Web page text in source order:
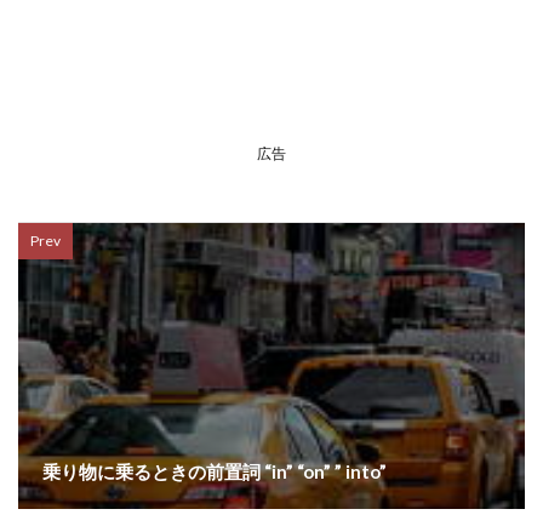
広告
Prev
乗り物に乗るときの前置詞 “in” “on” ” into”